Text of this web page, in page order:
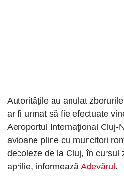
Autorităţile au anulat
ar fi urmat să fie efectuate
Aeroportul Internaţional Cluj-
avioane pline cu muncitori
decoleze de la Cluj, în cursul
aprilie, informează Adevărul .